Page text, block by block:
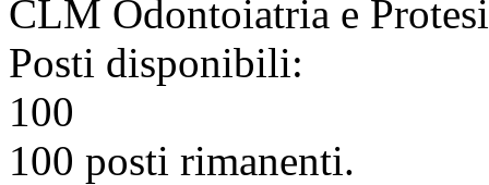
CLM Odontoiatria e
Posti disponibili:
100
100 posti rimanenti.